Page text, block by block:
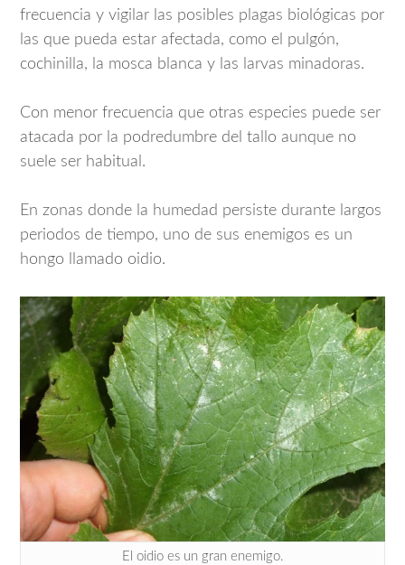
frecuencia y vigilar las posibles plagas biológicas por
las que pueda estar afectada, como el pulgón,
cochinilla, la mosca blanca y las larvas minadoras.
Con menor frecuencia que otras especies puede ser
atacada por la podredumbre del tallo aunque no
suele ser habitual.
En zonas donde la humedad persiste durante largos
periodos de tiempo, uno de sus enemigos es un
hongo llamado oidio.
El oidio es un gran enemigo.